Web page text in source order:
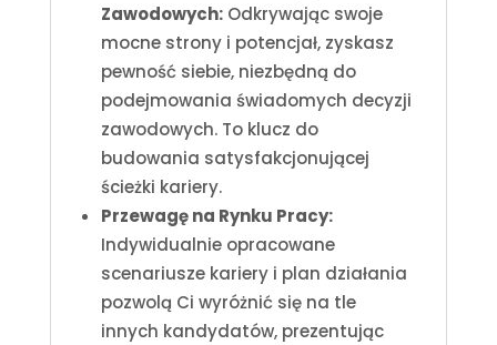
Zawodowych:Odkrywając swoje
mocne strony i potencjał, zyskasz
pewność siebie, niezbędną do
podejmowania świadomych decyzji
zawodowych. To klucz do
budowania satysfakcjonującej
ścieżki kariery.
Przewagę na Rynku Pracy:
Indywidualnie opracowane
scenariusze kariery i plan działania
pozwolą Ci wyróżnić się na tle
innych kandydatów, prezentując